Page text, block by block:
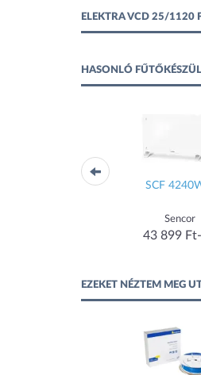
ELEKTRA VCD 25/1120
HASONLÓ
SCF
Sencor
43 899
EZEKET NÉZTEM MEG